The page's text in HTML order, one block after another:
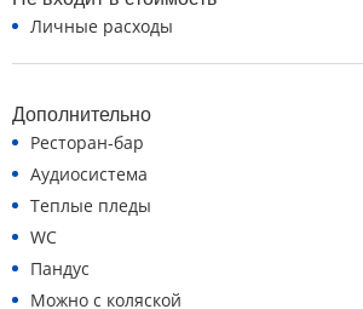
Личные расходы
Дополнительно
Ресторан-бар
Аудиосистема
Теплые пледы
WC
Пандус
Можно с коляской